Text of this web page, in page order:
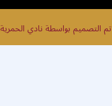
تم التصميم بواسطة نادي الحمرية